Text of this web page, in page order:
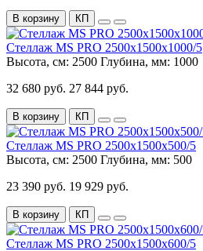
В корзину КП
Стеллаж MS PRO 2500x1500x1000/5
Высота, см: 2500 Глубина, мм: 1000
32 680 руб. 27 844 руб.
В корзину КП
Стеллаж MS PRO 2500x1500x500/5
Высота, см: 2500 Глубина, мм: 500
23 390 руб. 19 929 руб.
В корзину КП
Стеллаж MS PRO 2500x1500x600/5